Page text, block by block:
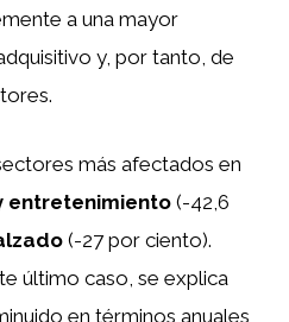
a una mayor
y, por tanto, de
más afectados en
entretenimiento (-42,6
(-27 por ciento).
último caso, se explica
en términos anuales